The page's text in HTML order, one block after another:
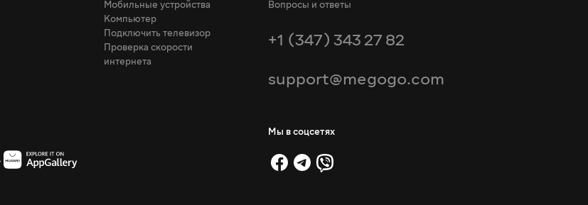
Мобильные устройства
Компьютер
Подключить телевизор
Проверка скорости
интернета
Вопросы и ответы
+1 (347) 343 27 82
support@megogo.com
Мы в соцсетях